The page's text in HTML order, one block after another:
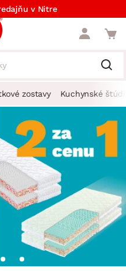
v Nitre
zostavy Kuchynské